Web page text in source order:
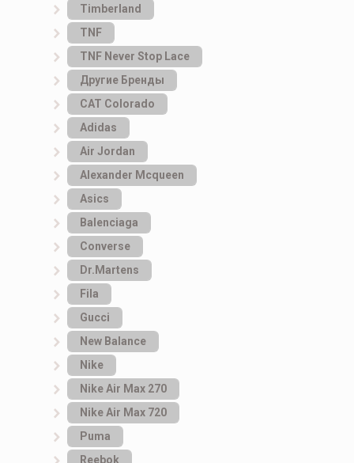
Timberland
TNF
TNF Never Stop Lace
Другие Бренды
САТ Colorado
Adidas
Air Jordan
Alexander Mcqueen
Asics
Balenciaga
Converse
Dr.Martens
Fila
Gucci
New Balance
Nike
Nike Air Max 270
Nike Air Max 720
Puma
Reebok